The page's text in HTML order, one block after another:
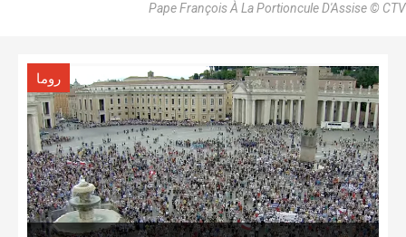
Pape François À La Portioncule D'Assise © CTV
روما